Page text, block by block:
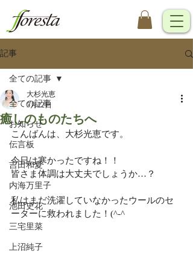
記事
全ての記事
お知らせ
伝言板
吉田和夏
内海万里子
池田史花
三宅里菜
上沼純子
全ての記事
癒しのものたちへ
大杉光恵
5月22日
こんばんは、大杉光恵です。
今日は寒かったですね！！
皆さま体調は大丈夫でしょうか…？
私はまだ洗濯していなかったウールのセ
ーターに救われました！(^-^ゞ